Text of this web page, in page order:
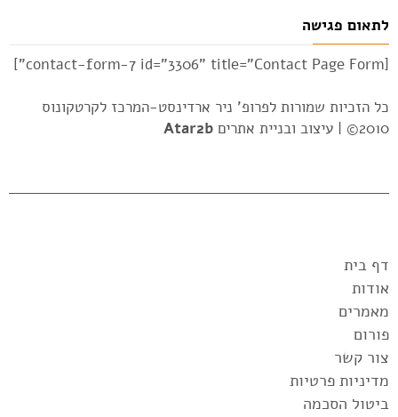
לתאום פגישה
[contact-form-7 id="3306" title="Contact Page Form"]
כל הזכיות שמורות לפרופ' ניר ארדינסט-המרכז לקרטקונוס
2010© |
עיצוב ובניית אתרים Atar2b
דף בית
אודות
מאמרים
פורום
צור קשר
מדיניות פרטיות
ביטול הסכמה